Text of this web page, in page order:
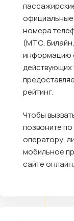
номера
(МТС,
информацию
действующих
рейтинг.
Чтобы
позвоните
оператору,
мобильное
сайте онлайн.